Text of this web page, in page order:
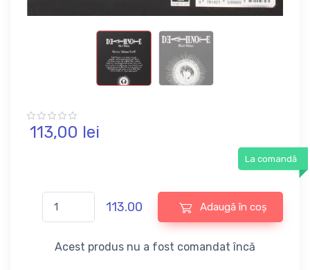
113,00 lei
La comandă
113.00 Adaugă în coș
Acest produs nu a fost comandat încă